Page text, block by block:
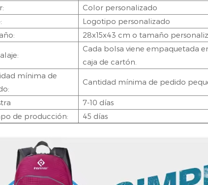
Color personalizado
Logotipo personalizado
28x15x43 cm o tamaño
Cada bolsa viene empaquetada
caja de cartón.
mínima de
Cantidad mínima de pedido
7-10 días
de producción:
45 días